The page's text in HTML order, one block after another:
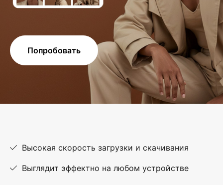
Попробовать
Высокая скорость загрузки и скачивания
Выглядит эффектно на любом устройстве